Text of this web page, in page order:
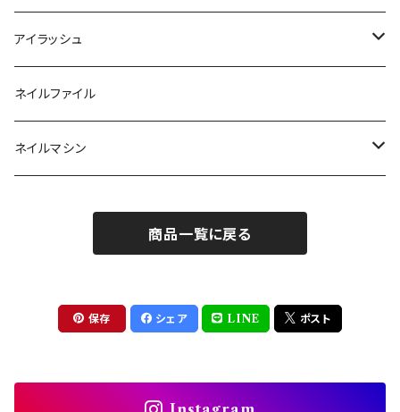
ソフトジェルチップ
ツール
パール
パウダー
ストーン
ドライフラワー
アイラッシュ
まつげ
グルー/リムーバー
ネイルファイル
ネイルマシン
商品一覧に戻る
保存 シェア LINE ポスト